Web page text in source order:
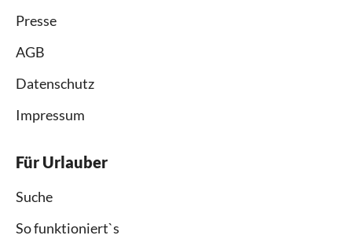
Presse
AGB
Datenschutz
Impressum
Für Urlauber
Suche
So funktioniert`s